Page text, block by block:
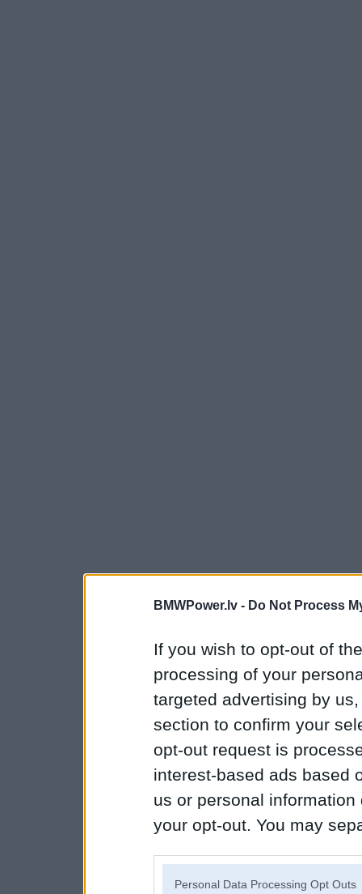
BMWPower.lv - Do Not Process
If you wish to opt-out of
processing of your
targeted advertising by
section to confirm your
opt-out request is
interest-based ads based
us or personal
your opt-out. You may
Personal Data Processing Opt Outs